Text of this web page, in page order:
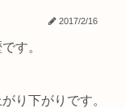
2017/2/16
す。
り下がりです。